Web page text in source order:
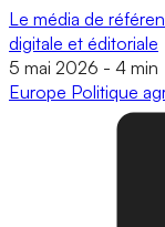
Le média de
digitale et éditoriale
5 mai 2026 - 4 min
Europe Politique